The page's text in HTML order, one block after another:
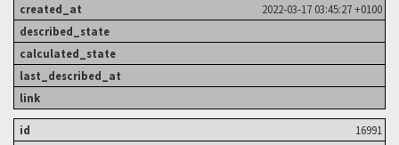
2022-03-17 03:45:27 +0100
16991